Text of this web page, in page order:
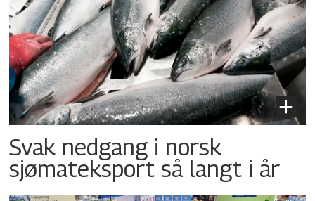
Svak nedgang i norsk
sjømateksport så langt i år